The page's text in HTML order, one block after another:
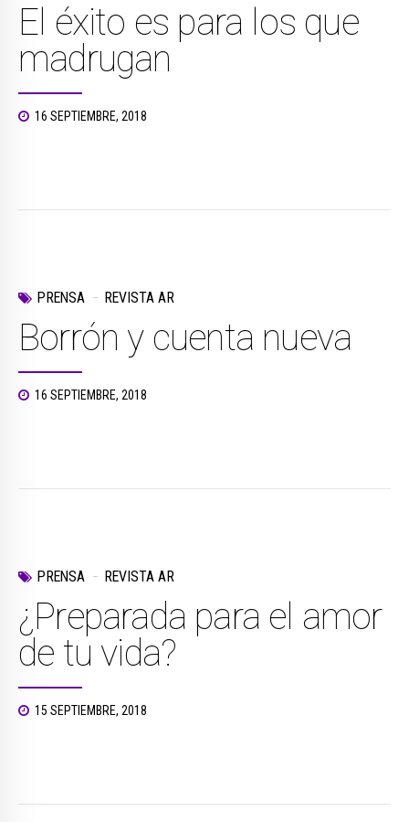
El éxito es para los que
madrugan
16 SEPTIEMBRE, 2018
PRENSA REVISTA AR
Borrón y cuenta nueva
16 SEPTIEMBRE, 2018
PRENSA REVISTA AR
¿Preparada para el amor
de tu vida?
15 SEPTIEMBRE, 2018